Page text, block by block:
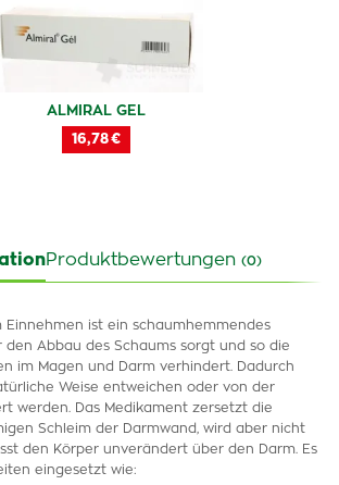
ALMIRAL GEL
16,78 €
Produktbewertungen (0)
Einnehmen ist ein schaumhemmendes
den Abbau des Schaums sorgt und so die
im Magen und Darm verhindert. Dadurch
Weise entweichen oder von der
werden. Das Medikament zersetzt die
Schleim der Darmwand, wird aber nicht
den Körper unverändert über den Darm. Es
eingesetzt wie: